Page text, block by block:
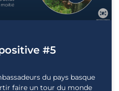
#5
du pays basque
faire un tour du monde